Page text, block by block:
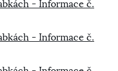
- Informace č.
- Informace č.